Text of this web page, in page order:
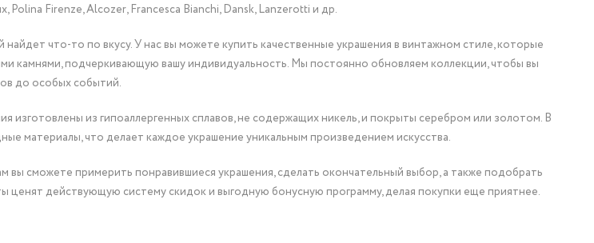
Polina Firenze, Alcozer, Francesca Bianchi, Dansk, Lanzerotti и др.
что-то по вкусу. У нас вы можете купить качественные украшения в винтажном стиле, которые
камнями, подчеркивающую вашу индивидуальность. Мы постоянно обновляем коллекции, чтобы вы
до особых событий.
изготовлены из гипоаллергенных сплавов, не содержащих никель, и покрыты серебром или золотом. В
материалы, что делает каждое украшение уникальным произведением искусства.
вы сможете примерить понравившиеся украшения, сделать окончательный выбор, а также подобрать
действующую систему скидок и выгодную бонусную программу, делая покупки еще приятнее.